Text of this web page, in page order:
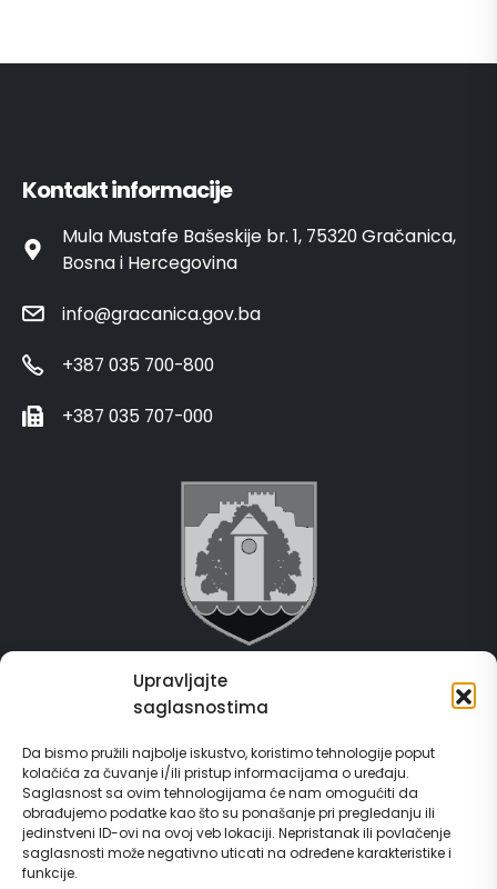
Upravljajte
saglasnostima
Da bismo pružili najbolje iskustvo, koristimo tehnologije poput
kolačića za čuvanje i/ili pristup informacijama o uređaju.
Saglasnost sa ovim tehnologijama će nam omogućiti da
obrađujemo podatke kao što su ponašanje pri pregledanju ili
jedinstveni ID-ovi na ovoj veb lokaciji. Nepristanak ili povlačenje
saglasnosti može negativno uticati na određene karakteristike i
funkcije.
Kontakt informacije
Mula Mustafe Bašeskije br. 1, 75320 Gračanica,
Bosna i Hercegovina
info@gracanica.gov.ba
+387 035 700-800
+387 035 707-000
Grad Gračanica
E-Matičar
72 sata sistem